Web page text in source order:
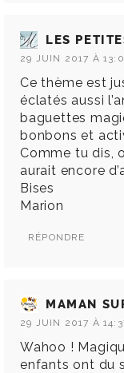
LES
29 JUIN 2017 À
Ce thème est
éclatés aussi
baguettes
bonbons et
Comme tu dis,
aurait encore
Bises
Marion
RÉPONDRE
MAMAN
29 JUIN 2017 À
Wahoo !
enfants ont du